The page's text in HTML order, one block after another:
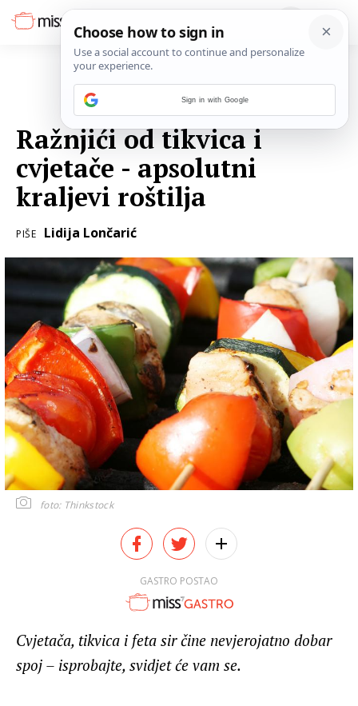
Ražnjići od tikvica i
cvjetače - apsolutni
kraljevi roštilja
PIŠE Lidija Lončarić
foto: Thinkstock
GASTRO POSTAO
Cvjetača, tikvica i feta sir čine nevjerojatno dobar
spoj – isprobajte, svidjet će vam se.
Sign in with Google